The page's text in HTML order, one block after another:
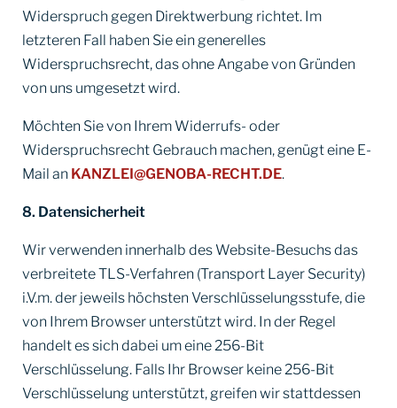
Widerspruch gegen Direktwerbung richtet. Im
letzteren Fall haben Sie ein generelles
Widerspruchsrecht, das ohne Angabe von Gründen
von uns umgesetzt wird.
Möchten Sie von Ihrem Widerrufs- oder
Widerspruchsrecht Gebrauch machen, genügt eine E-
Mail an KANZLEI@GENOBA-RECHT.DE.
8. Datensicherheit
Wir verwenden innerhalb des Website-Besuchs das
verbreitete TLS-Verfahren (Transport Layer Security)
i.V.m. der jeweils höchsten Verschlüsselungsstufe, die
von Ihrem Browser unterstützt wird. In der Regel
handelt es sich dabei um eine 256-Bit
Verschlüsselung. Falls Ihr Browser keine 256-Bit
Verschlüsselung unterstützt, greifen wir stattdessen